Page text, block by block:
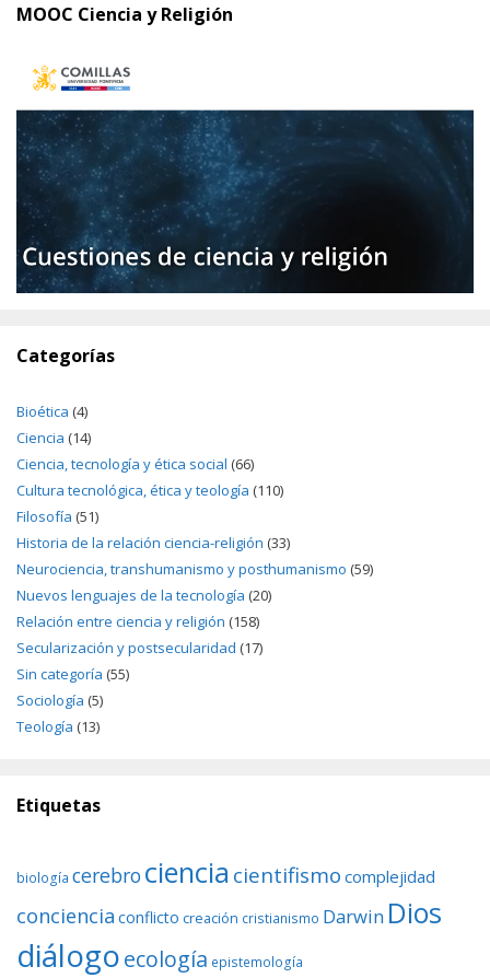
MOOC Ciencia y Religión
Categorías
Bioética (4)
Ciencia (14)
Ciencia, tecnología y ética social (66)
Cultura tecnológica, ética y teología (110)
Filosofía (51)
Historia de la relación ciencia-religión (33)
Neurociencia, transhumanismo y posthumanismo (59)
Nuevos lenguajes de la tecnología (20)
Relación entre ciencia y religión (158)
Secularización y postsecularidad (17)
Sin categoría (55)
Sociología (5)
Teología (13)
Etiquetas
biología cerebro ciencia cientifismo complejidad
conciencia conflicto creación cristianismo Darwin Dios
diálogoecología epistemología